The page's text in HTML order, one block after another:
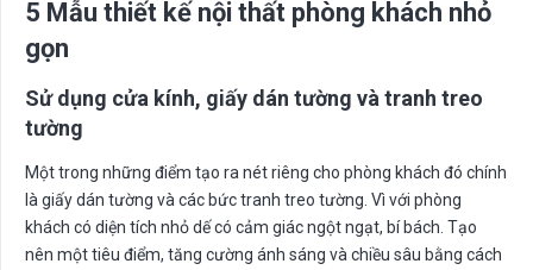
5 Mẫu thiết kế nội thất phòng khách nhỏ
gọn
Sử dụng cửa kính, giấy dán tường và tranh treo
tường
Một trong những điểm tạo ra nét riêng cho phòng khách đó chính
là giấy dán tường và các bức tranh treo tường. Vì với phòng
khách có diện tích nhỏ dế có cảm giác ngột ngạt, bí bách. Tạo
nên một tiêu điểm, tăng cường ánh sáng và chiều sâu bằng cách